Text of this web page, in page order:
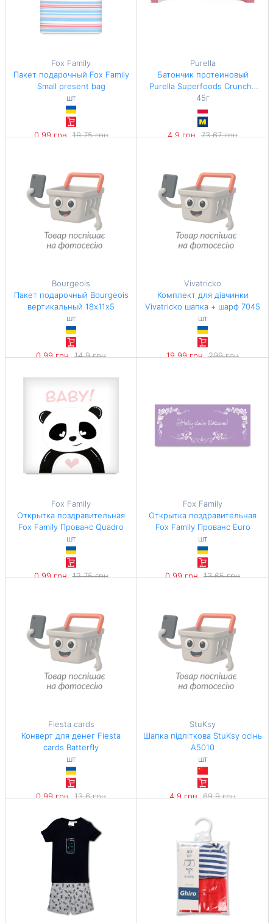
Fox Family
Пакет подарочный Fox Family
Small present bag
шт
0,99 грн 19,75 грн
Purella
Батончик протеиновый
Purella Superfoods Crunchy
Strawberry Meringue 45г
45г
4,9 грн 73,67 грн
Bourgeois
Пакет подарочный Bourgeois
вертикальный 18х11х5
шт
0,99 грн 14,9 грн
Vivatricko
Комплект для дівчинки
Vivatricko шапка + шарф 7045
шт
19,99 грн 299 грн
Fox Family
Открытка поздравительная
Fox Family Прованс Quadro
шт
0,99 грн 12,75 грн
Fox Family
Открытка поздравительная
Fox Family Прованс Euro
шт
0,99 грн 13,65 грн
Fiesta cards
Конверт для денег Fiesta
cards Batterfly
шт
0,99 грн 13,6 грн
StuKsy
Шапка підліткова StuKsy осінь
А5010
шт
4,9 грн 69,9 грн